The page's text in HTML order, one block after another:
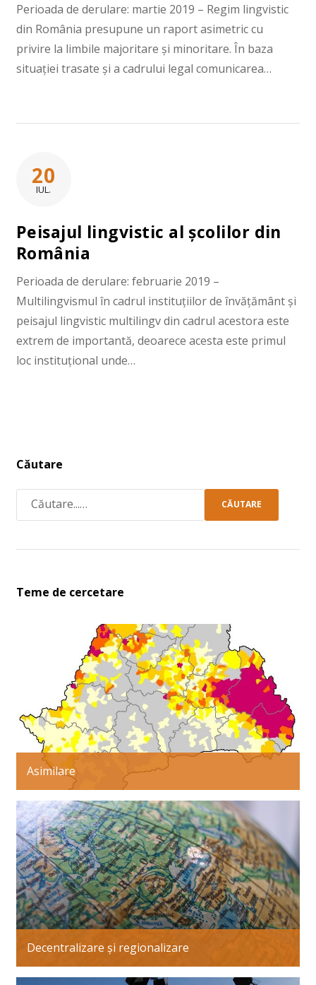
Perioada de derulare: martie 2019 – Regim lingvistic
din România presupune un raport asimetric cu
privire la limbile majoritare și minoritare. În baza
situației trasate și a cadrului legal comunicarea…
20
IUL.
Peisajul lingvistic al școlilor din
România
Perioada de derulare: februarie 2019 –
Multilingvismul în cadrul instituțiilor de învățământ și
peisajul lingvistic multilingv din cadrul acestora este
extrem de importantă, deoarece acesta este primul
loc instituțional unde…
Căutare
CĂUTARE
Teme de cercetare
Asimilare
Decentralizare și regionalizare